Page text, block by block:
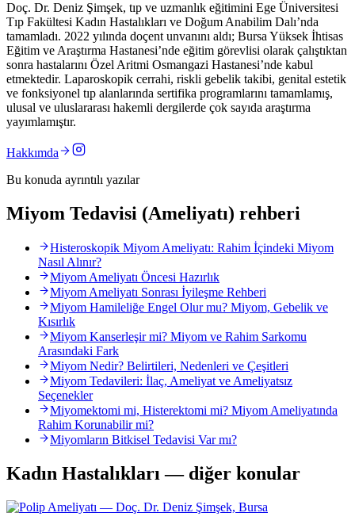
Doç. Dr. Deniz Şimşek, tıp ve uzmanlık eğitimini Ege Üniversitesi
Tıp Fakültesi Kadın Hastalıkları ve Doğum Anabilim Dalı’nda
tamamladı. 2022 yılında doçent unvanını aldı; Bursa Yüksek İhtisas
Eğitim ve Araştırma Hastanesi’nde eğitim görevlisi olarak çalıştıktan
sonra hastalarını Özel Aritmi Osmangazi Hastanesi’nde kabul
etmektedir. Laparoskopik cerrahi, riskli gebelik takibi, genital estetik
ve fonksiyonel tıp alanlarında sertifika programlarını tamamlamış,
ulusal ve uluslararası hakemli dergilerde çok sayıda araştırma
yayımlamıştır.
Hakkımda
Bu konuda ayrıntılı yazılar
Miyom Tedavisi (Ameliyatı) rehberi
Histeroskopik Miyom Ameliyatı: Rahim İçindeki Miyom
Nasıl Alınır?
Miyom Ameliyatı Öncesi Hazırlık
Miyom Ameliyatı Sonrası İyileşme Rehberi
Miyom Hamileliğe Engel Olur mu? Miyom, Gebelik ve
Kısırlık
Miyom Kanserleşir mi? Miyom ve Rahim Sarkomu
Arasındaki Fark
Miyom Nedir? Belirtileri, Nedenleri ve Çeşitleri
Miyom Tedavileri: İlaç, Ameliyat ve Ameliyatsız
Seçenekler
Miyomektomi mi, Histerektomi mi? Miyom Ameliyatında
Rahim Korunabilir mi?
Miyomların Bitkisel Tedavisi Var mı?
Kadın Hastalıkları — diğer konular